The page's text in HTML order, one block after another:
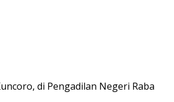
di Pengadilan Negeri Raba